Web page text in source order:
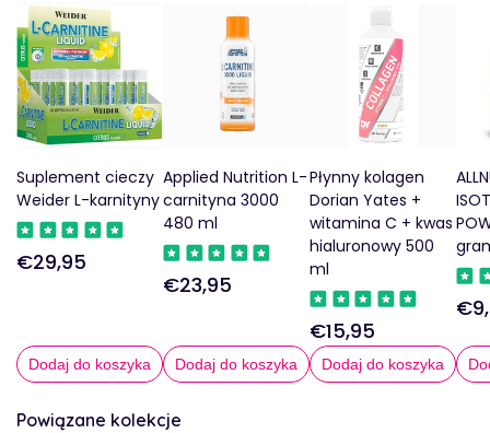
Suplement cieczy
Weider L-karnityny
Regularna
€29,95
Dodaj do koszyka
Applied Nutrition L-
carnityna 3000
480 ml
Regularna
€23,95
Dodaj do koszyka
Płynny kolagen
Dorian Yates +
witamina C + kwas
hialuronowy 500
ml
Regularna
cena
€15,95
Dodaj do koszyka
Powiązane kolekcje